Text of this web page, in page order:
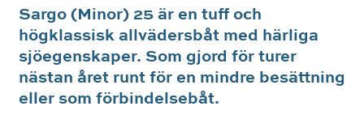
Sargo (Minor) 25 är en tuff och
högklassisk allvädersbåt med härliga
sjöegenskaper. Som gjord för turer
nästan året runt för en mindre besättning
eller som förbindelsebåt.